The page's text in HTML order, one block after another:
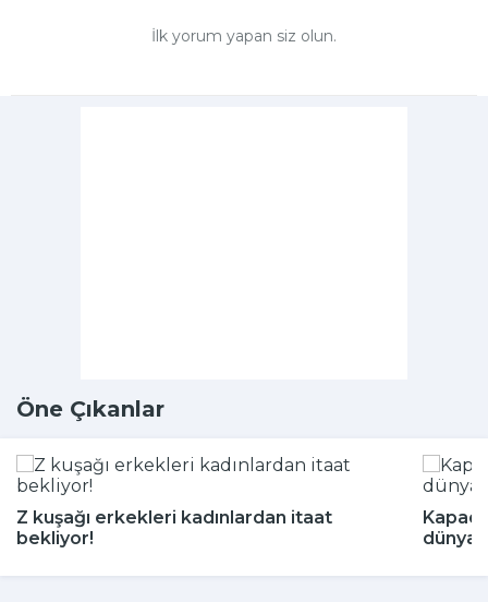
İlk yorum yapan siz olun.
Öne Çıkanlar
Z kuşağı erkekleri kadınlardan itaat
bekliyor!